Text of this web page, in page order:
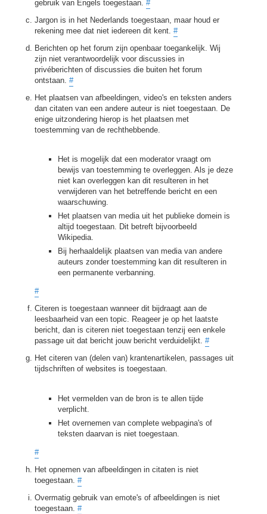
gebruik van Engels toegestaan. #
Jargon is in het Nederlands toegestaan, maar houd er
rekening mee dat niet iedereen dit kent. #
Berichten op het forum zijn openbaar toegankelijk. Wij
zijn niet verantwoordelijk voor discussies in
privéberichten of discussies die buiten het forum
ontstaan. #
Het plaatsen van afbeeldingen, video's en teksten anders
dan citaten van een andere auteur is niet toegestaan. De
enige uitzondering hierop is het plaatsen met
toestemming van de rechthebbende.
Het is mogelijk dat een moderator vraagt om
bewijs van toestemming te overleggen. Als je deze
niet kan overleggen kan dit resulteren in het
verwijderen van het betreffende bericht en een
waarschuwing.
Het plaatsen van media uit het publieke domein is
altijd toegestaan. Dit betreft bijvoorbeeld
Wikipedia.
Bij herhaaldelijk plaatsen van media van andere
auteurs zonder toestemming kan dit resulteren in
een permanente verbanning.
#
Citeren is toegestaan wanneer dit bijdraagt aan de
leesbaarheid van een topic. Reageer je op het laatste
bericht, dan is citeren niet toegestaan tenzij een enkele
passage uit dat bericht jouw bericht verduidelijkt. #
Het citeren van (delen van) krantenartikelen, passages uit
tijdschriften of websites is toegestaan.
Het vermelden van de bron is te allen tijde
verplicht.
Het overnemen van complete webpagina's of
teksten daarvan is niet toegestaan.
#
Het opnemen van afbeeldingen in citaten is niet
toegestaan. #
Overmatig gebruik van emote's of afbeeldingen is niet
toegestaan. #